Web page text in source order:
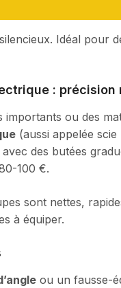
Idéal pour
: précision
ou des
(aussi appelée
des butées
100 €.
sont nettes,
à équiper.
ou un fausse-